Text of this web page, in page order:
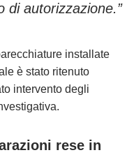
di autorizzazione.”
installate
è stato ritenuto
intervento degli
rese in